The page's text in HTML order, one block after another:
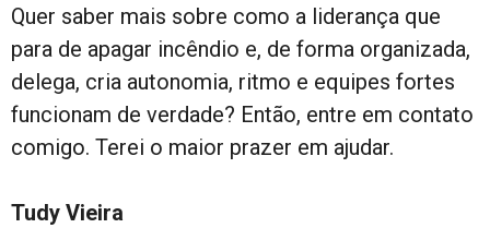
Quer saber mais sobre como a liderança que
para de apagar incêndio e, de forma organizada,
delega, cria autonomia, ritmo e equipes fortes
funcionam de verdade? Então, entre em contato
comigo. Terei o maior prazer em ajudar.
Tudy Vieira